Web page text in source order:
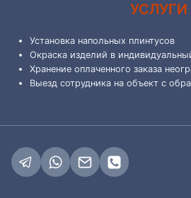
УСЛУГИ
Установка напольных плинтусов
Окраска изделий в
Хранение оплаченного заказа
Выезд сотрудника на объект с